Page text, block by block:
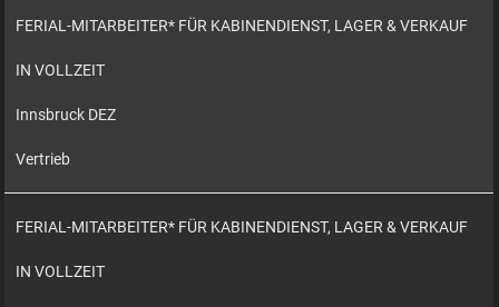
FERIAL-MITARBEITER* FÜR KABINENDIENST, LAGER & VERKAUF
IN VOLLZEIT
Innsbruck DEZ
Vertrieb
FERIAL-MITARBEITER* FÜR KABINENDIENST, LAGER & VERKAUF
IN VOLLZEIT